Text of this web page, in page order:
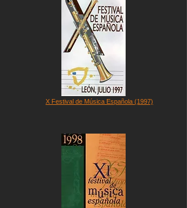
X Festival de Música Española (1997)